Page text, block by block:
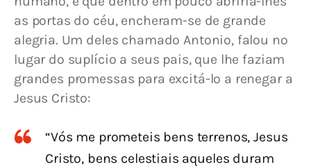
as portas do céu, encheram-se de grande
alegria. Um deles chamado Antonio, falou no
lugar do suplício a seus pais, que lhe faziam
grandes promessas para excitá-lo a renegar a
Jesus Cristo:
“Vós me prometeis bens terrenos, Jesus
Cristo, bens celestiais aqueles duram